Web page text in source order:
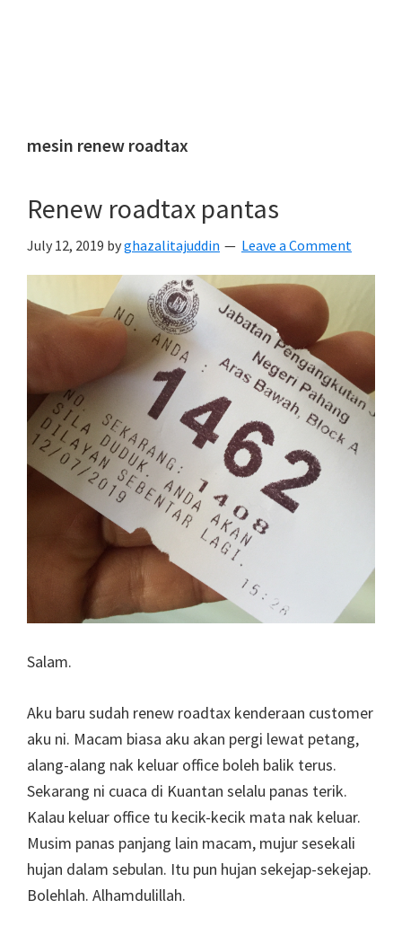
mesin renew roadtax
Renew roadtax pantas
July 12, 2019 byghazalitajuddin Leave a Comment
Salam.
Aku baru sudah renew roadtax kenderaan customer
aku ni. Macam biasa aku akan pergi lewat petang,
alang-alang nak keluar office boleh balik terus.
Sekarang ni cuaca di Kuantan selalu panas terik.
Kalau keluar office tu kecik-kecik mata nak keluar.
Musim panas panjang lain macam, mujur sesekali
hujan dalam sebulan. Itu pun hujan sekejap-sekejap.
Bolehlah. Alhamdulillah.